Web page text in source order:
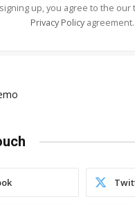
up, you agree to the
Privacy Policy agreement.